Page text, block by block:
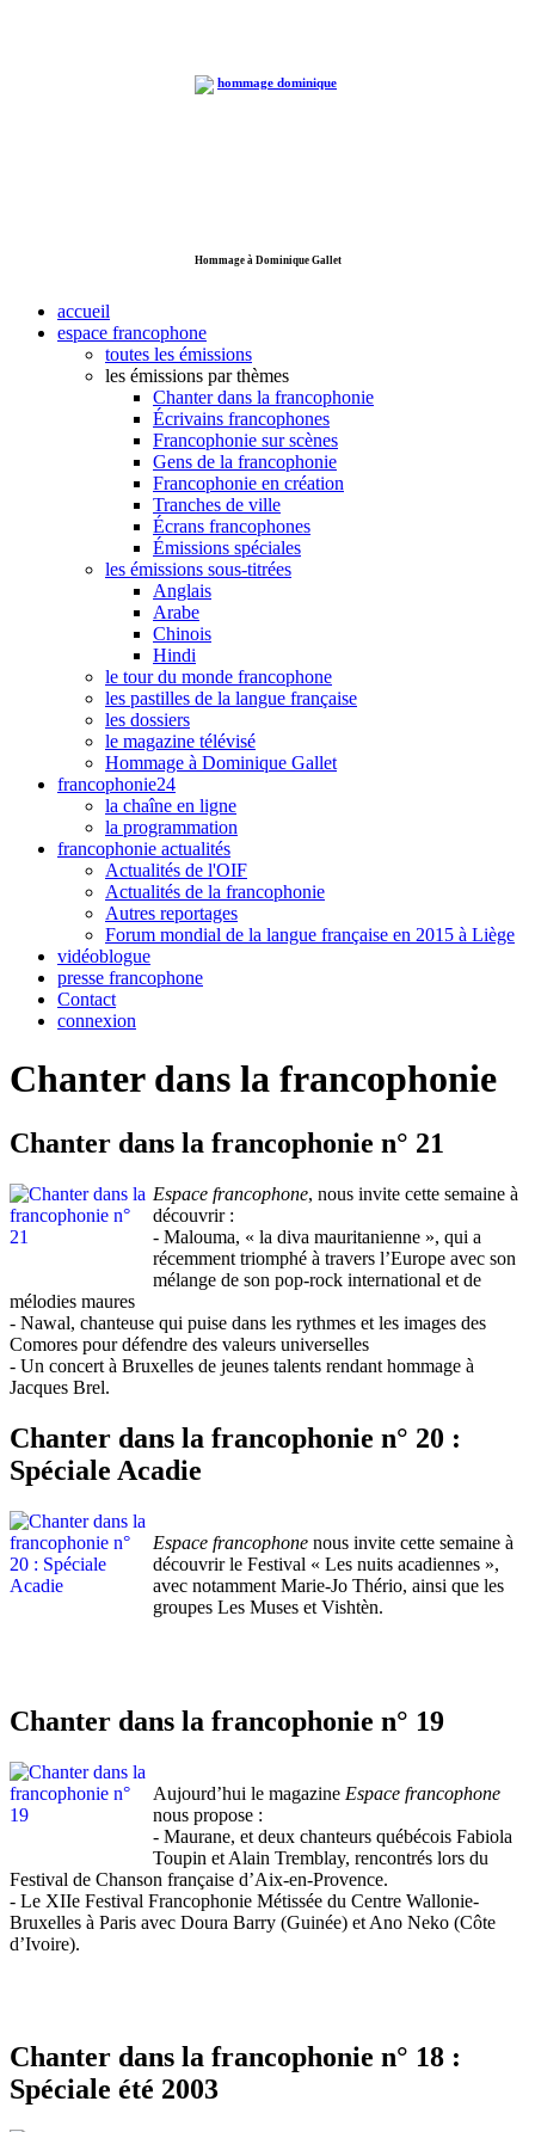
Hommage à Dominique Gallet
accueil
espace francophone
toutes les émissions
les émissions par thèmes
Chanter dans la francophonie
Écrivains francophones
Francophonie sur scènes
Gens de la francophonie
Francophonie en création
Tranches de ville
Écrans francophones
Émissions spéciales
les émissions sous-titrées
Anglais
Arabe
Chinois
Hindi
le tour du monde francophone
les pastilles de la langue française
les dossiers
le magazine télévisé
Hommage à Dominique Gallet
francophonie24
la chaîne en ligne
la programmation
francophonie actualités
Actualités de l'OIF
Actualités de la francophonie
Autres reportages
Forum mondial de la langue française en 2015 à Liège
vidéoblogue
presse francophone
Contact
connexion
Chanter dans la francophonie
Chanter dans la francophonie n° 21
Espace francophone, nous invite cette semaine à
découvrir :
- Malouma, « la diva mauritanienne », qui a
récemment triomphé à travers l’Europe avec son
mélange de son pop-rock international et de
mélodies maures
- Nawal, chanteuse qui puise dans les rythmes et les images des
Comores pour défendre des valeurs universelles
- Un concert à Bruxelles de jeunes talents rendant hommage à
Jacques Brel.
Chanter dans la francophonie n° 20 :
Spéciale Acadie
Espace francophone nous invite cette semaine à
découvrir le Festival « Les nuits acadiennes »,
avec notamment Marie-Jo Thério, ainsi que les
groupes Les Muses et Vishtèn.
Chanter dans la francophonie n° 19
Aujourd’hui le magazine Espace francophone
nous propose :
- Maurane, et deux chanteurs québécois Fabiola
Toupin et Alain Tremblay, rencontrés lors du
Festival de Chanson française d’Aix-en-Provence.
- Le XIIe Festival Francophonie Métissée du Centre Wallonie-
Bruxelles à Paris avec Doura Barry (Guinée) et Ano Neko (Côte
d’Ivoire).
Chanter dans la francophonie n° 18 :
Spéciale été 2003